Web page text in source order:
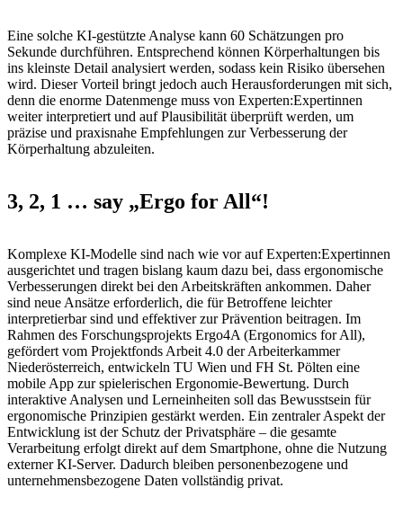
Eine solche KI-gestützte Analyse kann 60 Schätzungen pro
Sekunde durchführen. Entsprechend können Körperhaltungen bis
ins kleinste Detail analysiert werden, sodass kein Risiko übersehen
wird. Dieser Vorteil bringt jedoch auch Herausforderungen mit sich,
denn die enorme Datenmenge muss von Experten:Expertinnen
weiter interpretiert und auf Plausibilität überprüft werden, um
präzise und praxisnahe Empfehlungen zur Verbesserung der
Körperhaltung abzuleiten.
3, 2, 1 … say „Ergo for All“!
Komplexe KI-Modelle sind nach wie vor auf Experten:Expertinnen
ausgerichtet und tragen bislang kaum dazu bei, dass ergonomische
Verbesserungen direkt bei den Arbeitskräften ankommen. Daher
sind neue Ansätze erforderlich, die für Betroffene leichter
interpretierbar sind und effektiver zur Prävention beitragen. Im
Rahmen des Forschungsprojekts Ergo4A (Ergonomics for All),
gefördert vom Projektfonds Arbeit 4.0 der Arbeiterkammer
Niederösterreich, entwickeln TU Wien und FH St. Pölten eine
mobile App zur spielerischen Ergonomie-Bewertung. Durch
interaktive Analysen und Lerneinheiten soll das Bewusstsein für
ergonomische Prinzipien gestärkt werden. Ein zentraler Aspekt der
Entwicklung ist der Schutz der Privatsphäre – die gesamte
Verarbeitung erfolgt direkt auf dem Smartphone, ohne die Nutzung
externer KI-Server. Dadurch bleiben personenbezogene und
unternehmensbezogene Daten vollständig privat.